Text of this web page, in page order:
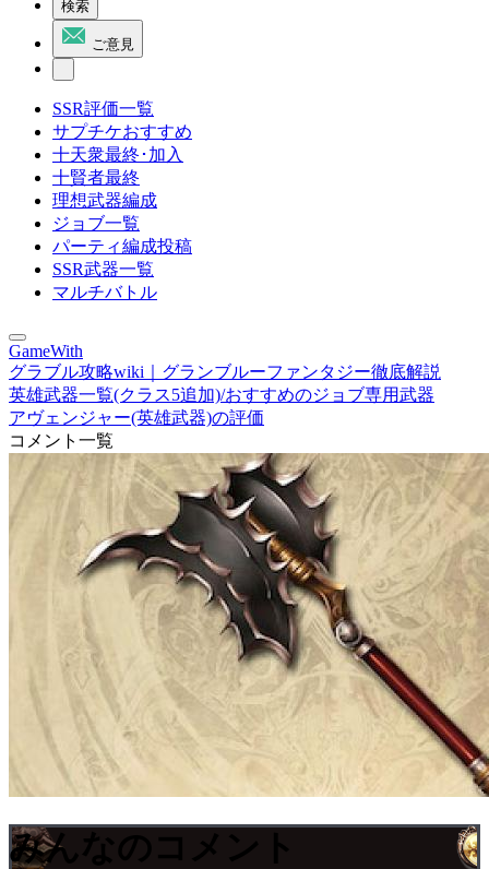
検索
ご意見
SSR評価一覧
サプチケおすすめ
十天衆最終･加入
十賢者最終
理想武器編成
ジョブ一覧
パーティ編成投稿
SSR武器一覧
マルチバトル
GameWith
グラブル攻略wiki｜グランブルーファンタジー徹底解説
英雄武器一覧(クラス5追加)/おすすめのジョブ専用武器
アヴェンジャー(英雄武器)の評価
コメント一覧
みんなのコメント